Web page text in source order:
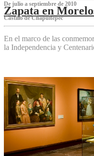
De julio a septiembre de 2010
Zapata en
Castillo de Chapultepec
En el marco de las
la Independencia y